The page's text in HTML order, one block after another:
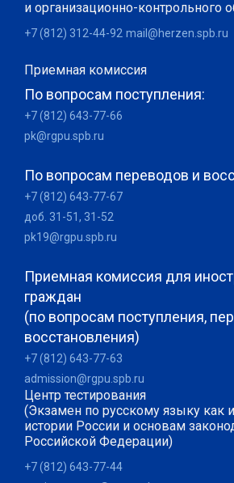
и организационно-контрольного
+7 (812) 312-44-92 mail@herzen.spb.ru
Приемная комиссия
По вопросам поступления:
+7 (812) 643-77-66
pk@rgpu.spb.ru
По вопросам переводов и
+7 (812) 643-77-67
доб. 31-51, 31-52
pk19@rgpu.spb.ru
Приемная комиссия для
граждан
(по вопросам поступления,
восстановления)
+7 (812) 643-77-63
admission@rgpu.spb.ru
Центр тестирования
(Экзамен по русскому языку как
истории России и основам
Российской Федерации)
+7 (812) 643-77-44